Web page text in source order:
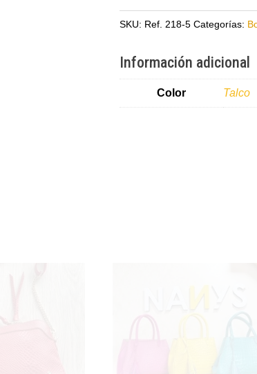
talco
cuero
SKU: Ref. 218-5 Categorías:
Información adicional
Color Talco